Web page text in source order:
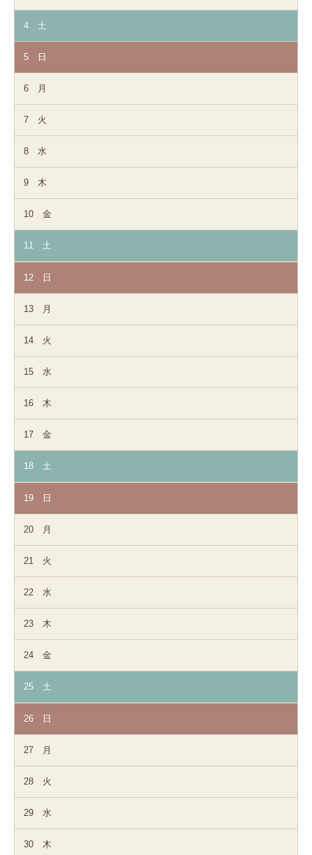
4 土
5 日
6 月
7 火
8 水
9 木
10 金
11 土
12 日
13 月
14 火
15 水
16 木
17 金
18 土
19 日
20 月
21 火
22 水
23 木
24 金
25 土
26 日
27 月
28 火
29 水
30 木